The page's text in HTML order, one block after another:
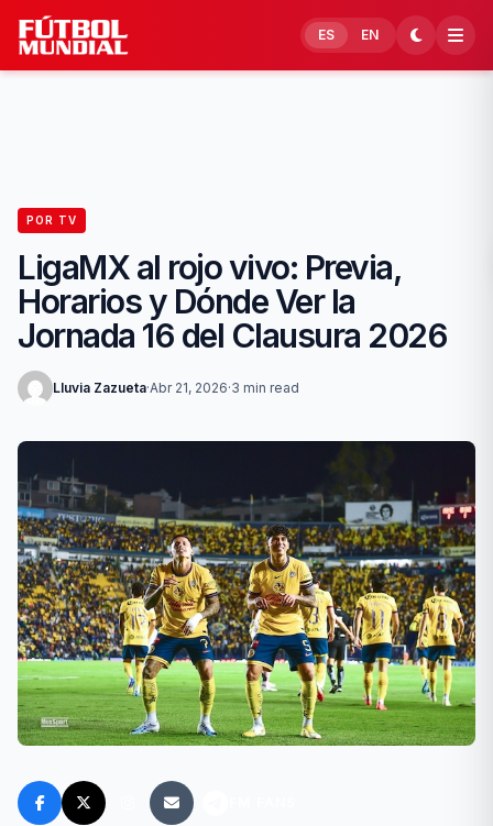
Skip to content
ES EN
POR TV
LigaMX al rojo vivo: Previa,
Horarios y Dónde Ver la
Jornada 16 del Clausura 2026
Lluvia Zazueta·Abr 21, 2026·3 min read